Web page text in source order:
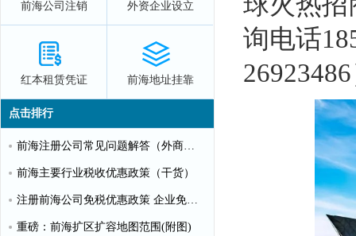
询电话
前海公司注销 外资企业设立
红本租赁凭证 前海地址挂靠
点击排行
前海注册公司常见问题解答（外商投资）
前海主要行业税收优惠政策（干货）
注册前海公司免税优惠政策 企业免税10%个人可全免
重磅：前海扩区扩容地图范围(附图)